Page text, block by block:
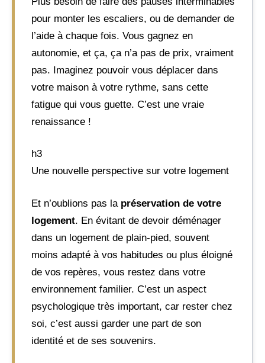
pour monter les escaliers, ou de demander de
l’aide à chaque fois. Vous gagnez en
autonomie, et ça, ça n’a pas de prix, vraiment
pas. Imaginez pouvoir vous déplacer dans
votre maison à votre rythme, sans cette
fatigue qui vous guette. C’est une vraie
renaissance !
h3
Une nouvelle perspective sur votre logement
Et n’oublions pas la préservation de votre
logement. En évitant de devoir déménager
dans un logement de plain-pied, souvent
moins adapté à vos habitudes ou plus éloigné
de vos repères, vous restez dans votre
environnement familier. C’est un aspect
psychologique très important, car rester chez
soi, c’est aussi garder une part de son
identité et de ses souvenirs.